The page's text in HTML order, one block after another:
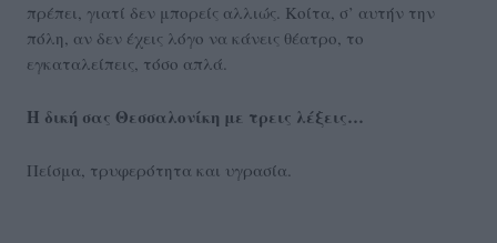
πρέπει, γιατί δεν μπορείς αλλιώς. Κοίτα, σ’ αυτήν την
πόλη, αν δεν έχεις λόγο να κάνεις θέατρο, το
εγκαταλείπεις, τόσο απλά.
Η δική σας Θεσσαλονίκη με τρεις λέξεις…
Πείσμα, τρυφερότητα και υγρασία.